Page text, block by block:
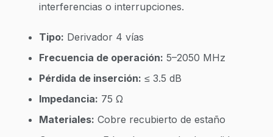
interferencias o interrupciones.
Tipo: Derivador 4 vías
Frecuencia de operación: 5–2050 MHz
Pérdida de inserción: ≤ 3.5 dB
Impedancia: 75 Ω
Materiales: Cobre recubierto de estaño